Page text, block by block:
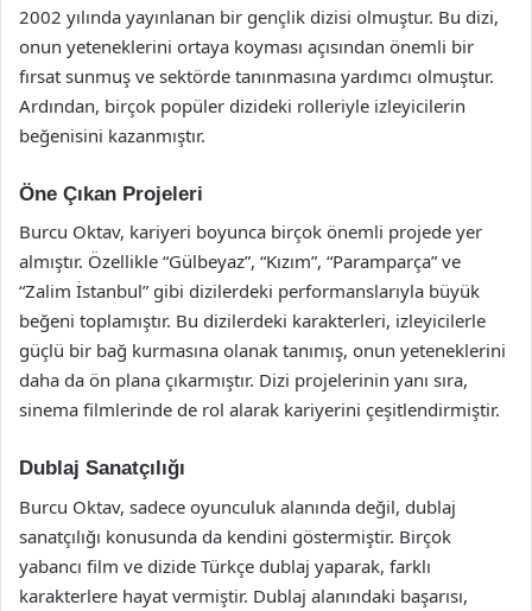
2002 yılında yayınlanan bir gençlik dizisi olmuştur. Bu dizi,
onun yeteneklerini ortaya koyması açısından önemli bir
fırsat sunmuş ve sektörde tanınmasına yardımcı olmuştur.
Ardından, birçok popüler dizideki rolleriyle izleyicilerin
beğenisini kazanmıştır.
Öne Çıkan Projeleri
Burcu Oktav, kariyeri boyunca birçok önemli projede yer
almıştır. Özellikle “Gülbeyaz”, “Kızım”, “Paramparça” ve
“Zalim İstanbul” gibi dizilerdeki performanslarıyla büyük
beğeni toplamıştır. Bu dizilerdeki karakterleri, izleyicilerle
güçlü bir bağ kurmasına olanak tanımış, onun yeteneklerini
daha da ön plana çıkarmıştır. Dizi projelerinin yanı sıra,
sinema filmlerinde de rol alarak kariyerini çeşitlendirmiştir.
Dublaj Sanatçılığı
Burcu Oktav, sadece oyunculuk alanında değil, dublaj
sanatçılığı konusunda da kendini göstermiştir. Birçok
yabancı film ve dizide Türkçe dublaj yaparak, farklı
karakterlere hayat vermiştir. Dublaj alanındaki başarısı,